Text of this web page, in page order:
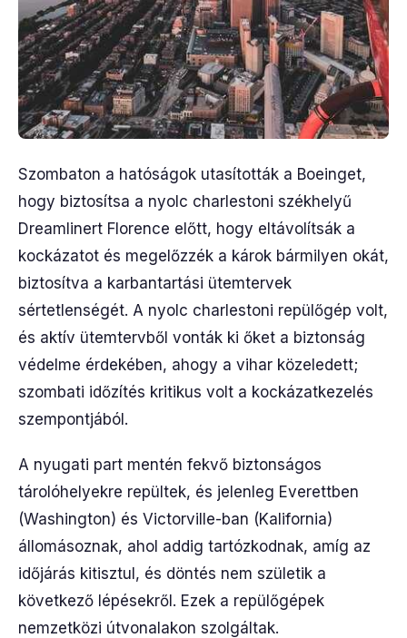
Szombaton a hatóságok utasították a Boeinget,
hogy biztosítsa a nyolc charlestoni székhelyű
Dreamlinert Florence előtt, hogy eltávolítsák a
kockázatot és megelőzzék a károk bármilyen okát,
biztosítva a karbantartási ütemtervek
sértetlenségét. A nyolc charlestoni repülőgép volt,
és aktív ütemtervből vonták ki őket a biztonság
védelme érdekében, ahogy a vihar közeledett;
szombati időzítés kritikus volt a kockázatkezelés
szempontjából.
A nyugati part mentén fekvő biztonságos
tárolóhelyekre repültek, és jelenleg Everettben
(Washington) és Victorville-ban (Kalifornia)
állomásoznak, ahol addig tartózkodnak, amíg az
időjárás kitisztul, és döntés nem születik a
következő lépésekről. Ezek a repülőgépek
nemzetközi útvonalakon szolgáltak.